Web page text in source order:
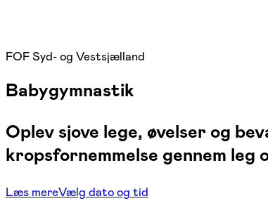
FOF Syd- og Vestsjælland
Babygymnastik
Oplev sjove lege, øvelser og
kropsfornemmelse gennem
Læs mereVælg dato og tid